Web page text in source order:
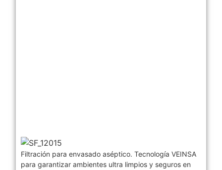
Filtración para envasado aséptico. Tecnología VEINSA
para garantizar ambientes ultra limpios y seguros en